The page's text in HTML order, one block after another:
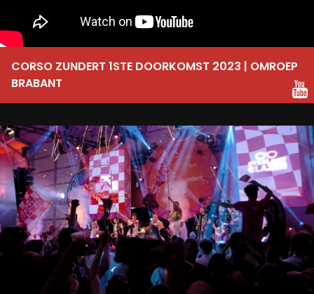
CORSO ZUNDERT 1STE DOORKOMST 2023 | OMROEP
BRABANT